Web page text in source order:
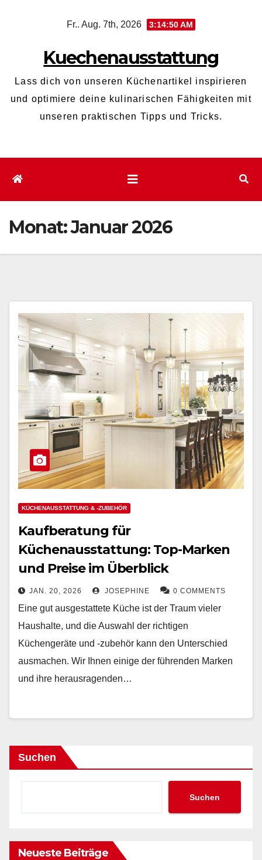
Fr.. Aug. 7th, 2026 3:14:50 AM
Kuechenausstattung
Lass dich von unseren Küchenartikel inspirieren
und optimiere deine kulinarischen Fähigkeiten mit
unseren praktischen Tipps und Tricks.
Monat:Januar 2026
KÜCHENAUSSTATTUNG & -ZUBEHÖR
Kaufberatung für
Küchenausstattung: Top-Marken
und Preise im Überblick
JAN. 20, 2026 JOSEPHINE 0 COMMENTS
Eine gut ausgestattete Küche ist der Traum vieler
Haushalte, und die Auswahl der richtigen
Küchengeräte und -zubehör kann den Unterschied
ausmachen. Wir Ihnen einige der führenden Marken
und ihre herausragenden…
Suchen
Suchen
Neueste Beiträge